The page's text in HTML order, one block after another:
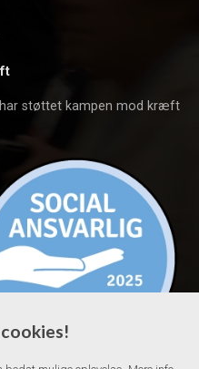
har støttet kampen mod kræft